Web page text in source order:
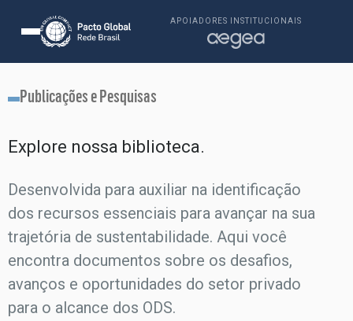
APOIADORES INSTITUCIONAIS
Publicações e Pesquisas
Explore nossa biblioteca.​
Desenvolvida para auxiliar na identificação
dos recursos essenciais para avançar na sua
trajetória de sustentabilidade. Aqui você
encontra documentos sobre os desafios,
avanços e oportunidades do setor privado
para o alcance dos ODS.